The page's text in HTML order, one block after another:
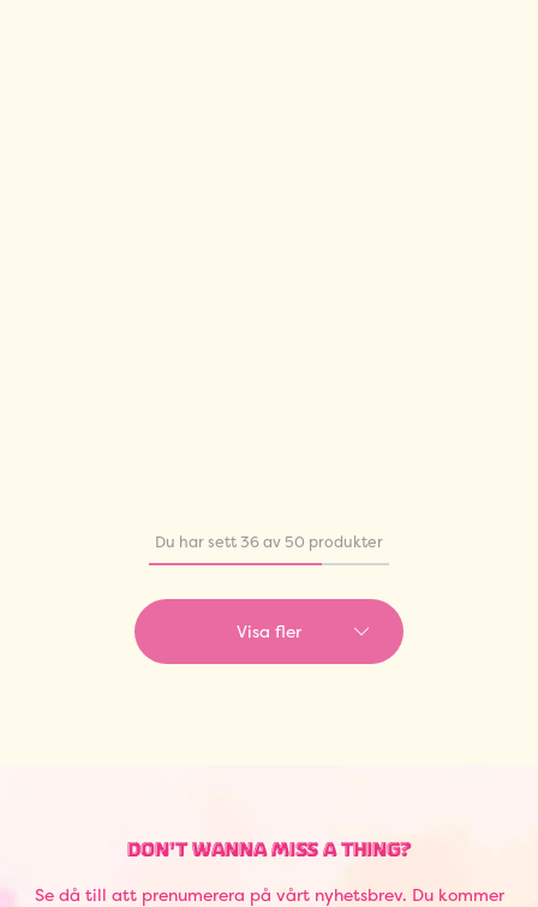
Du har sett 36 av 50 produkter
Visa fler
DON'T WANNA MISS A THING?
Se då till att prenumerera på vårt nyhetsbrev. Du kommer